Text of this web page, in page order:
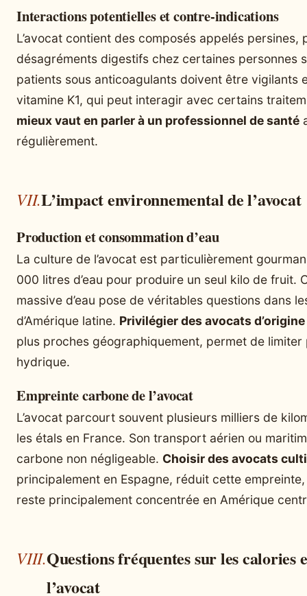
Interactions potentielles et contre-indications
L’avocat contient des composés appelés persines,
désagréments digestifs chez certaines personnes
patients sous anticoagulants doivent être vigilants
vitamine K1, qui peut interagir avec certains
mieux vaut en parler à un professionnel de santé
régulièrement.
L’impact environnemental de l’avocat
Production et consommation d’eau
La culture de l’avocat est particulièrement
000 litres d’eau pour produire un seul kilo de fruit.
massive d’eau pose de véritables questions dans
d’Amérique latine. Privilégier des avocats
plus proches géographiquement, permet de
hydrique.
Empreinte carbone de l’avocat
L’avocat parcourt souvent plusieurs milliers de
les étals en France. Son transport aérien ou
carbone non négligeable. Choisir des avocats
principalement en Espagne, réduit cette
reste principalement concentrée en Amérique
Questions fréquentes sur les calories
l’avocat